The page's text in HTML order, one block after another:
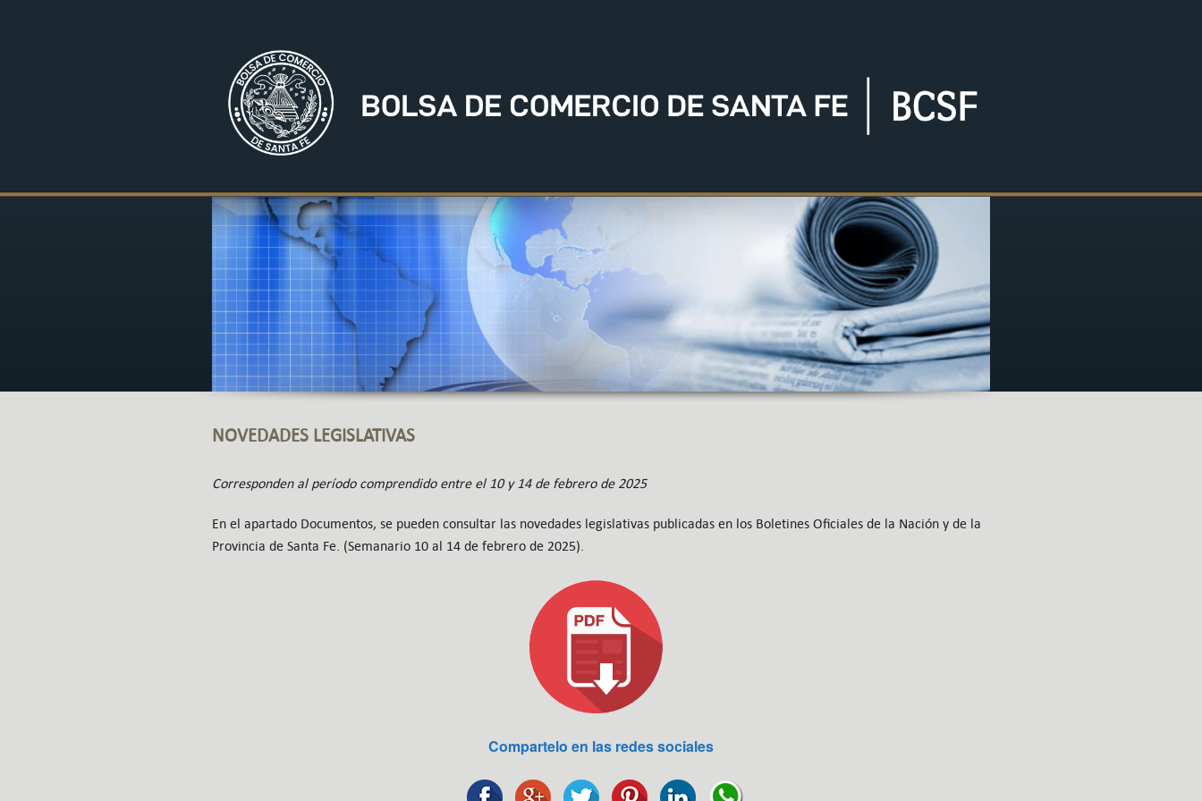
NOVEDADES LEGISLATIVAS
Corresponden al período comprendido entre el 10 y 14 de febrero de 2025
En el apartado Documentos, se pueden consultar las novedades legislativas publicadas en los Boletines Oficiales de la Nación y de la
Provincia de Santa Fe. (Semanario 10 al 14 de febrero de 2025).
Compartelo en las redes sociales